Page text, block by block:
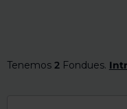
Tenemos 2Fondues.